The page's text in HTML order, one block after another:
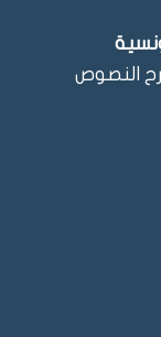
النصوص